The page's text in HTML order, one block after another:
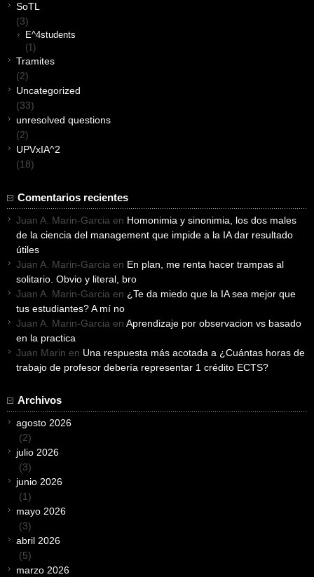
SoTL
(3)
E^4students
(1)
Tramites
(2)
Uncategorized
(33)
unresolved questions
(2)
UPVxIA^2
(18)
Comentarios recientes
Juan A. Marin-Garcia en Homonimia y sinonimia, los dos males
de la ciencia del management que impide a la IA dar resultado
útiles
Juan A. Marin-Garcia en En plan, me renta hacer trampas al
solitario. Obvio y literal, bro
Juan A. Marin-Garcia en ¿Te da miedo que la IA sea mejor que
tus estudiantes? A mí no
Juan A. Marin-Garcia en Aprendizaje por observacion vs basado
en la practica
Juan Marin en Una respuesta más acotada a ¿Cuántas horas de
trabajo de profesor debería representar 1 crédito ECTS?
Archivos
agosto 2026
(2)
julio 2026
(3)
junio 2026
(1)
mayo 2026
(3)
abril 2026
(5)
marzo 2026